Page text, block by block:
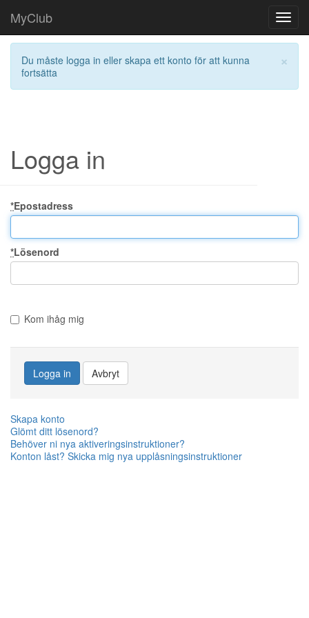
MyClub
×
Du måste logga in eller skapa ett konto för att kunna
fortsätta
Logga in
*Epostadress
*Lösenord
Kom ihåg mig
Logga in Avbryt
Skapa konto
Glömt ditt lösenord?
Behöver ni nya aktiveringsinstruktioner?
Konton låst? Skicka mig nya upplåsningsinstruktioner